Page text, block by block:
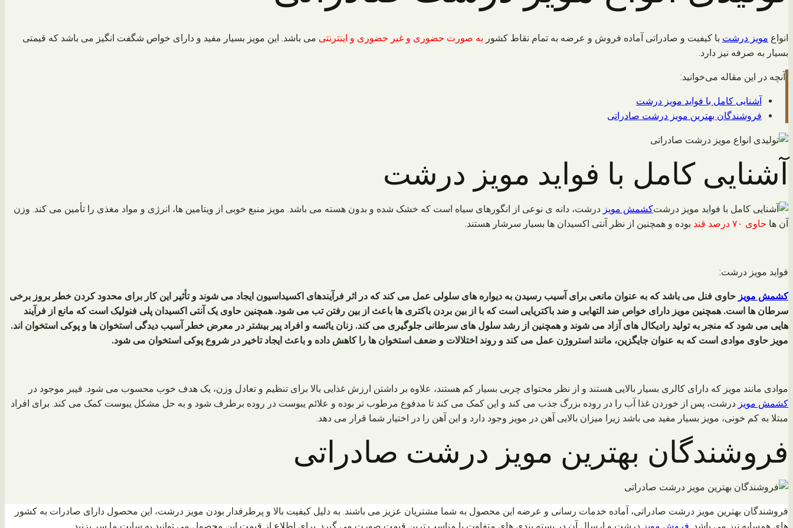
انواع مویز درشت با کیفیت و صادراتی آماده فروش و عرضه به تمام نقاط کشور به صورت حضوری و غیر حضوری و اینترنتی می باشد. این مویز بسیار مفید و دارای خواص شگفت انگیز می باشد که قیمتی
بسیار به صرفه نیز دارد.
آنچه در این مقاله می‌خوانید:
آشنایی کامل با فواید مویز درشت
فروشندگان بهترین مویز درشت صادراتی
آشنایی کامل با فواید مویز درشت
کشمش مویز درشت، دانه ی نوعی از انگورهای سیاه است که خشک شده و بدون هسته می باشد. مویز منبع خوبی از ویتامین ها، انرژی و مواد مغذی را تأمین می کند. وزن
آن ها حاوی ۷۰ درصد قند بوده و همچنین از نظر آنتی اکسیدان ها بسیار سرشار هستند.
فواید مویز درشت:
کشمش مویز حاوی فنل می باشد که به عنوان مانعی برای آسیب رسیدن به دیواره های سلولی عمل می کند که در اثر فرآیندهای اکسیداسیون ایجاد می شوند و تأثیر این کار برای محدود کردن خطر بروز برخی
سرطان ها است. همچنین مویز دارای خواص ضد التهابی و ضد باکتریایی است که با از بین بردن باکتری ها باعث از بین رفتن تب می شود. همچنین حاوی یک آنتی اکسیدان پلی فنولیک است که مانع از فرآیند
هایی می شود که منجر به تولید رادیکال های آزاد می شوند و همچنین از رشد سلول های سرطانی جلوگیری می کند. زنان یائسه و افراد پیر بیشتر در معرض خطر آسیب دیدگی استخوان ها و پوکی استخوان اند.
مویز حاوی موادی است که به عنوان جایگزین، مانند استروژن عمل می کند و روند اختلالات و ضعف استخوان ها را کاهش داده و باعث ایجاد تاخیر در شروع پوکی استخوان می شود.
موادی مانند مویز که دارای کالری بسیار بالایی هستند و از نظر محتوای چربی بسیار کم هستند، علاوه بر داشتن ارزش غذایی بالا برای تنظیم و تعادل وزن، یک هدف خوب محسوب می شود. فیبر موجود در
کشمش مویز درشت، پس از خوردن غذا آب را در روده بزرگ جذب می کند و این کمک می کند تا مدفوع مرطوب تر بوده و علائم یبوست در روده برطرف شود و به حل مشکل یبوست کمک می کند. برای افراد
مبتلا به کم خونی، مویز بسیار مفید می باشد زیرا میزان بالایی آهن در مویز وجود دارد و این آهن را در اختیار شما قرار می دهد.
فروشندگان بهترین مویز درشت صادراتی
فروشندگان بهترین مویز درشت صادراتی، آماده خدمات رسانی و عرضه این محصول به شما مشتریان عزیز می باشند. به دلیل کیفیت بالا و پرطرفدار بودن مویز درشت، این محصول دارای صادرات به کشور
های همسایه نیز می باشد. فروش مویز درشت و ارسال آن در بسته بندی های متفاوت با مناسب ترین قیمت صورت می گیرد. برای اطلاع از قیمت این محصول می توانید به سایت ما سر بزنید.